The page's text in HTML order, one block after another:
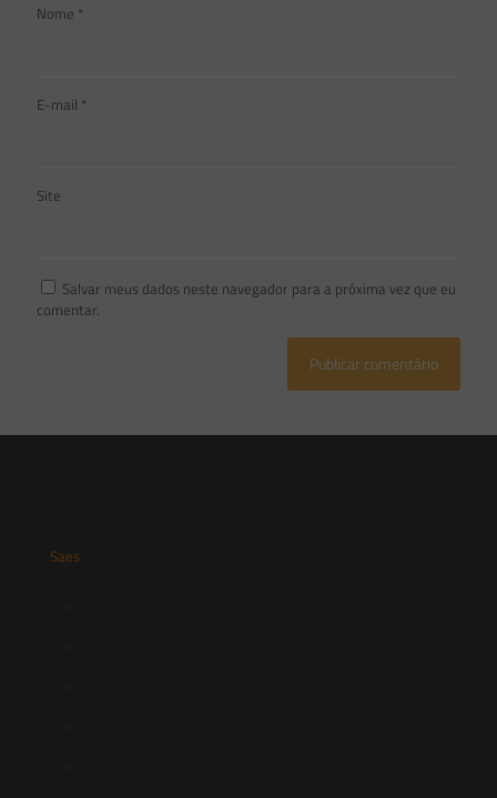
Nome *
E-mail *
Site
Salvar meus dados neste navegador para a próxima vez que eu
comentar.
Saes